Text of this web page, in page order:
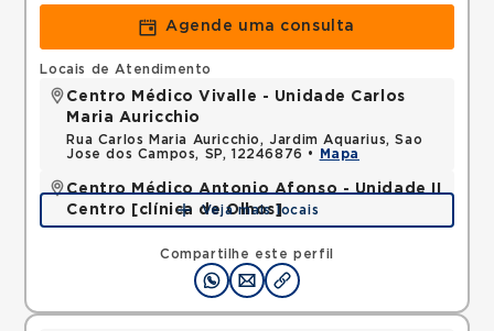
Agende uma consulta
Compartilhe este perfil
Locais de Atendimento
Centro Médico Vivalle - Unidade Carlos
Maria Auricchio
Rua Carlos Maria Auricchio, Jardim Aquarius, Sao
Jose dos Campos, SP, 12246876 •
Mapa
Centro Médico Antonio Afonso - Unidade II
Centro [clínica de Olhos]
Rua Quinze de Novembro, Centro, Jacarei, SP,
Mapa
Veja mais locais